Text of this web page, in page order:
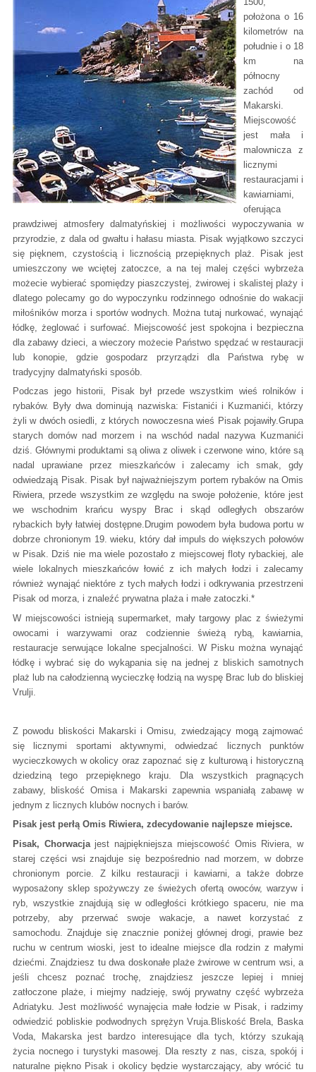
położona o 16
kilometrów na
południe i o 18
km na
północny
zachód od
Makarski.
Miejscowość
jest mała i
malownicza z
licznymi
restauracjami i
kawiarniami,
oferująca
prawdziwej atmosfery dalmatyńskiej i możliwości wypoczywania w
przyrodzie, z dala od gwałtu i hałasu miasta. Pisak wyjątkowo szczyci
się pięknem, czystością i licznością przepięknych plaż. Pisak jest
umieszczony we wciętej zatoczce, a na tej malej części wybrzeża
możecie wybierać spomiędzy piaszczystej, żwirowej i skalistej plaży i
dlatego polecamy go do wypoczynku rodzinnego odnośnie do wakacji
miłośników morza i sportów wodnych. Można tutaj nurkować, wynająć
łódkę, żeglować i surfować. Miejscowość jest spokojna i bezpieczna
dla zabawy dzieci, a wieczory możecie Państwo spędzać w restauracji
lub konopie, gdzie gospodarz przyrządzi dla Państwa rybę w
tradycyjny dalmatyński sposób.
Podczas jego historii, Pisak był przede wszystkim wieś ​​rolników i
rybaków. Były dwa dominują nazwiska: Fistanići i Kuzmanići, którzy
żyli w dwóch osiedli, z których nowoczesna wieś ​​Pisak pojawiły.Grupa
starych domów nad morzem i na wschód nadal nazywa Kuzmanići
dziś. Głównymi produktami są oliwa z oliwek i czerwone wino, które są
nadal uprawiane przez mieszkańców i zalecamy ich smak, gdy
odwiedzają Pisak. Pisak był najważniejszym portem rybaków na Omis
Riwiera, przede wszystkim ze względu na swoje położenie, które jest
we wschodnim krańcu wyspy Brac i skąd odległych obszarów
rybackich były łatwiej dostępne.Drugim powodem była budowa portu w
dobrze chronionym 19. wieku, który dał impuls do większych połowów
w Pisak. Dziś nie ma wiele pozostało z miejscowej floty rybackiej, ale
wiele lokalnych mieszkańców łowić z ich małych łodzi i zalecamy
również wynająć niektóre z tych małych łodzi i odkrywania przestrzeni
Pisak od morza, i znaleźć prywatna plaża i małe zatoczki.*
W miejscowości istnieją supermarket, mały targowy plac z świeżymi
owocami i warzywami oraz codziennie świeżą rybą, kawiarnia,
restauracje serwujące lokalne specjalności. W Pisku można wynająć
łódkę i wybrać się do wykąpania się na jednej z bliskich samotnych
plaż lub na całodzienną wycieczkę łodzią na wyspę Brac lub do bliskiej
Vrulji.
Z powodu bliskości Makarski i Omisu, zwiedzający mogą zajmować
się licznymi sportami aktywnymi, odwiedzać licznych punktów
wycieczkowych w okolicy oraz zapoznać się z kulturową i historyczną
dziedziną tego przepięknego kraju. Dla wszystkich pragnących
zabawy, bliskość Omisa i Makarski zapewnia wspaniałą zabawę w
jednym z licznych klubów nocnych i barów.
Pisak jest perłą Omis Riwiera, zdecydowanie najlepsze miejsce.
Pisak, Chorwacjajest najpiękniejsza miejscowość Omis Riviera, w
starej części wsi znajduje się bezpośrednio nad morzem, w dobrze
chronionym porcie. Z kilku restauracji i kawiarni, a także dobrze
wyposażony sklep spożywczy ze świeżych ofertą owoców, warzyw i
ryb, wszystkie znajdują się w odległości krótkiego spaceru, nie ma
potrzeby, aby przerwać swoje wakacje, a nawet korzystać z
samochodu. Znajduje się znacznie poniżej głównej drogi, prawie bez
ruchu w centrum wioski, jest to idealne miejsce dla rodzin z małymi
dziećmi. Znajdziesz tu dwa doskonałe plaże żwirowe w centrum wsi, a
jeśli chcesz poznać trochę, znajdziesz jeszcze lepiej i mniej
zatłoczone plaże, i miejmy nadzieję, swój prywatny część wybrzeża
Adriatyku. Jest możliwość wynajęcia małe łodzie w Pisak, i radzimy
odwiedzić pobliskie podwodnych sprężyn Vruja.Bliskość Brela, Baska
Voda, Makarska jest bardzo interesujące dla tych, którzy szukają
życia nocnego i turystyki masowej. Dla reszty z nas, cisza, spokój i
naturalne piękno Pisak i okolicy będzie wystarczający, aby wrócić tu